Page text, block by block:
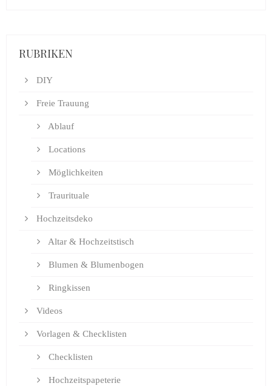
RUBRIKEN
DIY
Freie Trauung
Ablauf
Locations
Möglichkeiten
Traurituale
Hochzeitsdeko
Altar & Hochzeitstisch
Blumen & Blumenbogen
Ringkissen
Videos
Vorlagen & Checklisten
Checklisten
Hochzeitspapeterie